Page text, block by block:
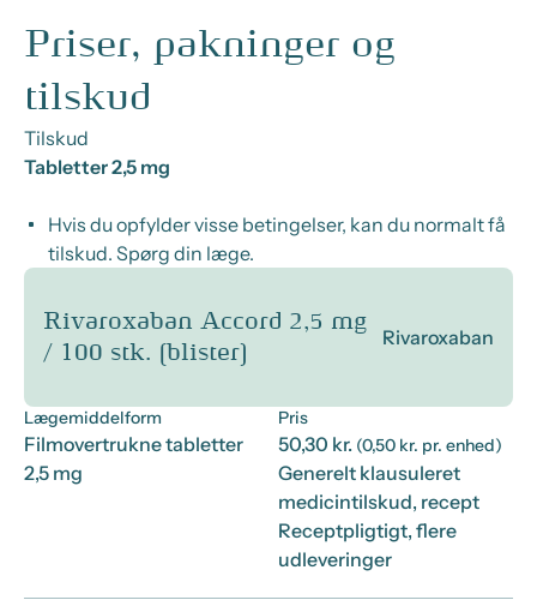
Priser, pakninger og
tilskud
Tilskud
Tabletter 2,5 mg
Hvis du opfylder visse betingelser, kan du normalt få
tilskud. Spørg din læge.
Rivaroxaban Accord 2,5 mg
/ 100 stk. (blister)
Rivaroxaban
Lægemiddelform
Filmovertrukne tabletter
2,5 mg
Pris
50,30 kr. (0,50 kr. pr. enhed)
Generelt klausuleret
medicintilskud, recept
Receptpligtigt, flere
udleveringer